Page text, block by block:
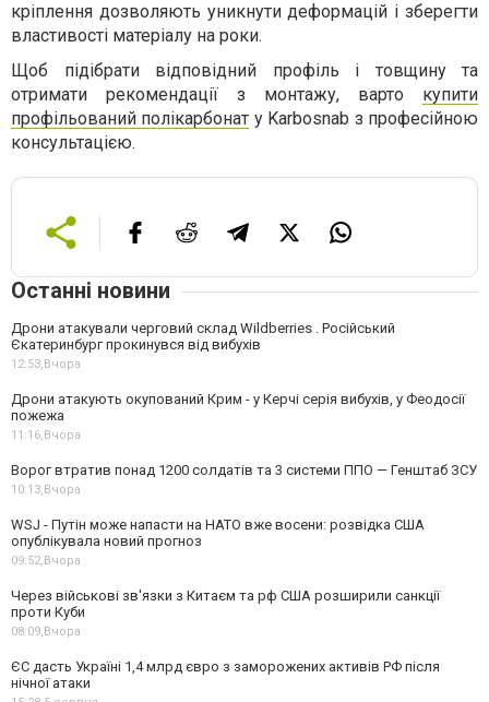
кріплення дозволяють уникнути деформацій і зберегти
властивості матеріалу на роки.
Щоб підібрати відповідний профіль і товщину та
отримати рекомендації з монтажу, варто купити
профільований полікарбонат у Karbosnab з професійною
консультацією.
Останні новини
Дрони атакували черговий склад Wildberries . Російський
Єкатеринбург прокинувся від вибухів
12:53, Вчора
Дрони атакують окупований Крим - у Керчі серія вибухів, у Феодосії
пожежа
11:16, Вчора
Ворог втратив понад 1200 солдатів та 3 системи ППО — Генштаб ЗСУ
10:13, Вчора
WSJ - Путін може напасти на НАТО вже восени: розвідка США
опублікувала новий прогноз
09:52, Вчора
Через військові зв'язки з Китаєм та рф США розширили санкції
проти Куби
08:09, Вчора
ЄС дасть Україні 1,4 млрд євро з заморожених активів РФ після
нічної атаки